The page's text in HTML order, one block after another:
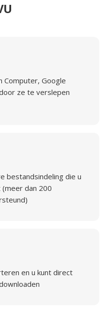
Computer, Google
ze te verslepen
bestandsindeling die u
dan 200
en u kunt direct